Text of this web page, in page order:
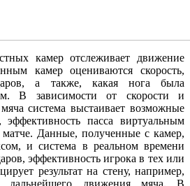
камер отслеживает движение
камер оцениваются скорость,
а также, какая нога была
В зависимости от скорости и
система выстаивает возможные
эффективность пасса виртуальным
Данные, полученные с камер,
и система в реальном времени
эффективность игрока в тех или
результат на стену, например,
дальнейшего движения мяча. В